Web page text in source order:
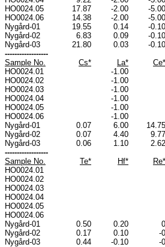
HO0024.05
17.87 -2.00 -5.00
HO0024.06
14.38 -2.00 -5.00
Nygård-01
19.55 0.14 -0.10
Nygård-02
6.83 0.09 -0.10
Nygård-03
21.80 0.03 -0.10
------------------
Sample No.
Cs* La* Ce*
HO0024.01
-1.00
HO0024.02
-1.00
HO0024.03
-1.00
HO0024.04
-1.00
HO0024.05
-1.00
HO0024.06
-1.00
Nygård-01
0.07 6.00 14.75
Nygård-02
0.07 4.40 9.77
Nygård-03
0.06 1.10 2.62
------------------
Sample No.
Te* Hf* Re*
HO0024.01
HO0024.02
HO0024.03
HO0024.04
HO0024.05
HO0024.06
Nygård-01
0.50 0.20 0
Nygård-02
0.17 0.10 -0
Nygård-03
0.44 -0.10 -0